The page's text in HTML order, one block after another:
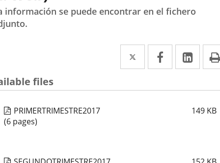
información se puede encontrar en el fichero
Twitter
Enlace
a
una
Facebook
Enlace
a
una
externa.
a
una
files
PRIMERTRIMESTRE2017 149 KB
(6 pages)